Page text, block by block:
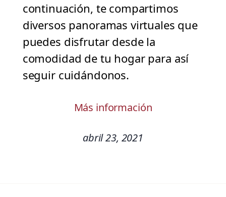
continuación, te compartimos
diversos panoramas virtuales que
puedes disfrutar desde la
comodidad de tu hogar para así
seguir cuidándonos.
Más información
abril 23, 2021